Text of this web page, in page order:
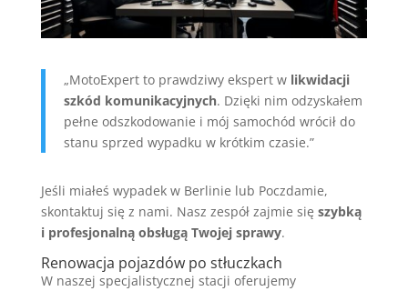
„MotoExpert to prawdziwy ekspert w likwidacji
szkód komunikacyjnych. Dzięki nim odzyskałem
pełne odszkodowanie i mój samochód wrócił do
stanu sprzed wypadku w krótkim czasie.”
Jeśli miałeś wypadek w Berlinie lub Poczdamie,
skontaktuj się z nami. Nasz zespół zajmie się szybką
i profesjonalną obsługą Twojej sprawy.
Renowacja pojazdów po stłuczkach
W naszej specjalistycznej stacji oferujemy